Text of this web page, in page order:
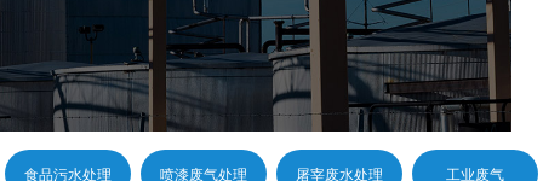
食品污水处理 喷漆废气处理 屠宰废水处理 工业废气